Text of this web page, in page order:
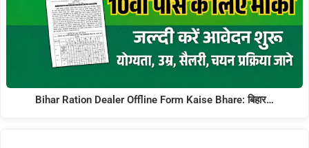
Bihar Ration Dealer Offline Form Kaise Bhare: बिहार…